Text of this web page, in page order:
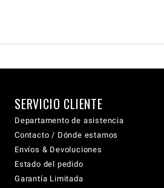
SERVICIO CLIENTE
Departamento de asistencia
Contacto / Dónde estamos
Envíos & Devoluciones
Estado del pedido
Garantía Limitada